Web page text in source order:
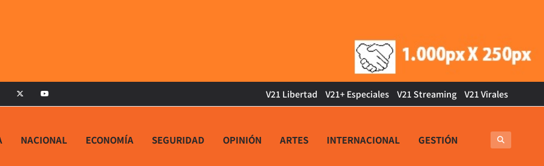
V21 Libertad V21+ Especiales V21 Streaming V21 Virales
NACIONAL ECONOMÍA SEGURIDAD OPINIÓN ARTES INTERNACIONAL GESTIÓN